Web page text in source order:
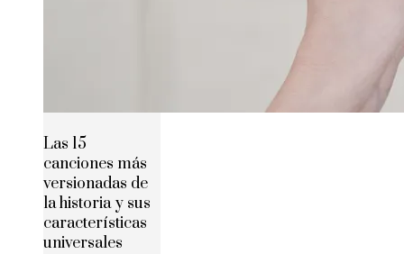
Las 15
canciones más
versionadas de
la historia y sus
características
universales